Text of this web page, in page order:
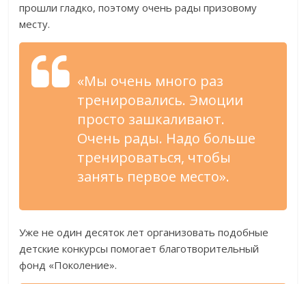
прошли гладко, поэтому очень рады призовому
месту.
«Мы очень много раз
тренировались. Эмоции
просто зашкаливают.
Очень рады. Надо больше
тренироваться, чтобы
занять первое место».
Уже не один десяток лет организовать подобные
детские конкурсы помогает благотворительный
фонд «Поколение».